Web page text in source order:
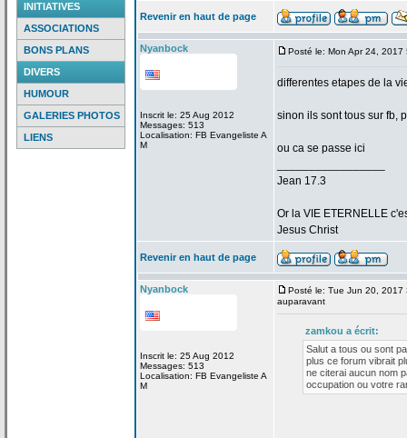
INITIATIVES
ASSOCIATIONS
BONS PLANS
DIVERS
HUMOUR
GALERIES PHOTOS
LIENS
Revenir en haut de page
Nyanbock
Inscrit le: 25 Aug 2012
Messages: 513
Localisation: FB Evangeliste A
M
Posté le: Mon Apr 24, 2017
differentes etapes de la
sinon ils sont tous sur fb,
ou ca se passe ici
Jean 17.3
Or la VIE ETERNELLE
Jesus Christ
Revenir en haut de page
Nyanbock
Inscrit le: 25 Aug 2012
Messages: 513
Localisation: FB Evangeliste A
M
Posté le: Tue Jun 20, 2017
auparavant
zamkou a écrit:
Salut a tous ou sont
plus ce forum vibrait
ne citerai aucun nom
occupation ou votre